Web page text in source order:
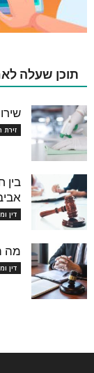
תוכן שעלה
זירת
בין
דין
מה
דין